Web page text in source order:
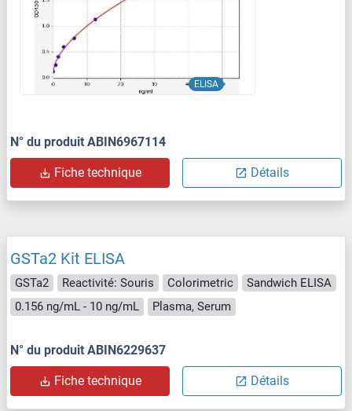
ELISA
N° du produit ABIN6967114
Fiche technique Détails
GSTa2 Kit ELISA
GSTa2 Reactivité: Souris Colorimetric
Sandwich ELISA
0.156 ng/mL - 10 ng/mL
Plasma, Serum
N° du produit ABIN6229637
Fiche technique Détails